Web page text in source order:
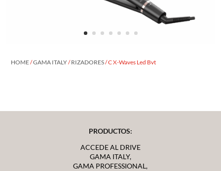
HOME/GAMA ITALY/RIZADORES/ C X-Waves Led Bvt
PRODUCTOS:
ACCEDE AL DRIVE
GAMA ITALY,
GAMA PROFESSIONAL,